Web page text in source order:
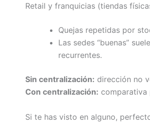
Retail y franquicias (tiendas
Quejas repetidas por
Las sedes “buenas”
recurrentes.
Sin centralización: dirección no
Con centralización: comparativa
Si te has visto en alguno,